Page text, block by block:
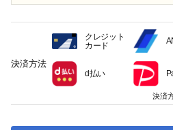
決済方法
クレジット
カード
d払い
決済